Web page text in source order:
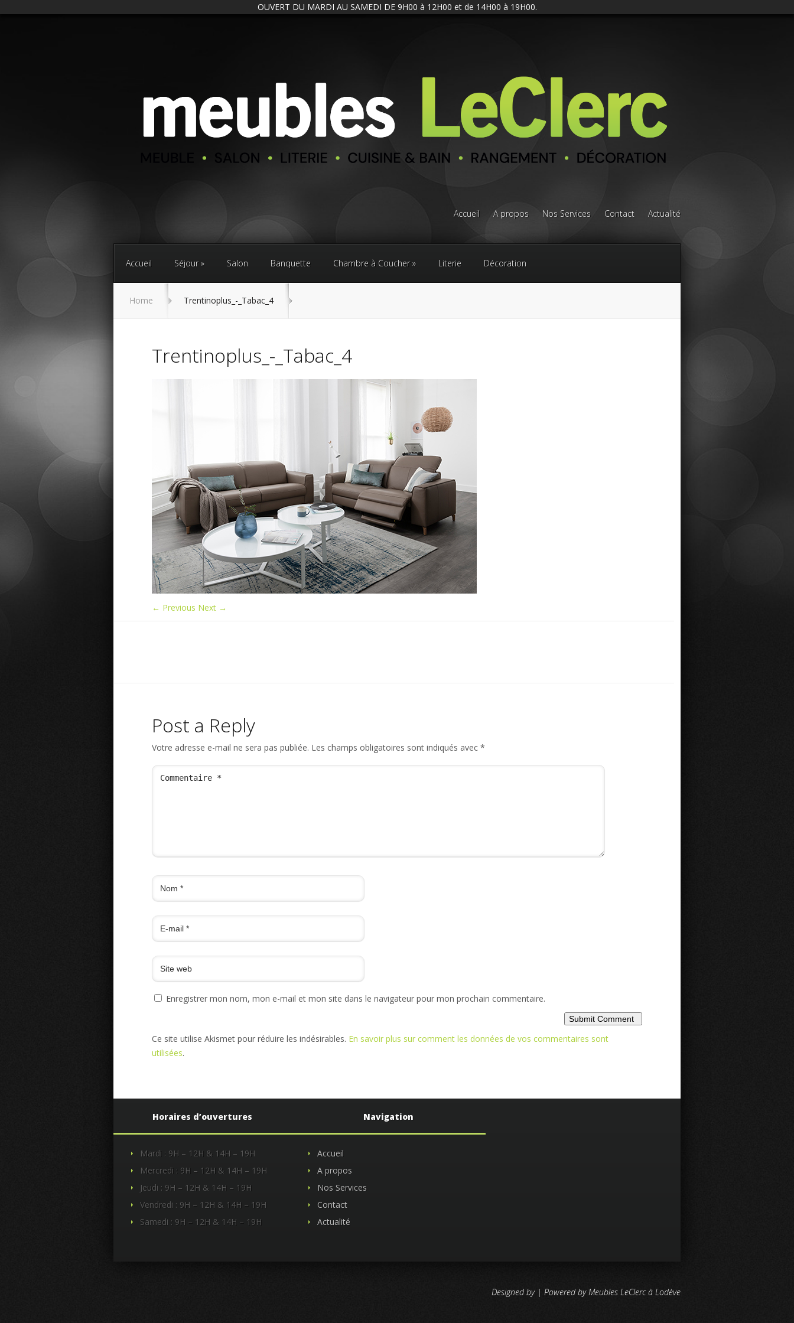
OUVERT DU MARDI AU SAMEDI DE 9H00 à 12H00 et de 14H00 à 19H00.
Accueil A propos Nos Services Contact Actualité
Accueil Séjour Salon Banquette Chambre à Coucher Literie Décoration
Home Trentinoplus_-_Tabac_4
Trentinoplus_-_Tabac_4
← Previous Next →
Post a Reply
Votre adresse e-mail ne sera pas publiée. Les champs obligatoires sont indiqués avec *
Enregistrer mon nom, mon e-mail et mon site dans le navigateur pour mon prochain commentaire.
Ce site utilise Akismet pour réduire les indésirables. En savoir plus sur comment les données de vos commentaires sont
utilisées.
Horaires d’ouvertures
Mardi : 9H – 12H & 14H – 19H
Mercredi : 9H – 12H & 14H – 19H
Jeudi : 9H – 12H & 14H – 19H
Vendredi : 9H – 12H & 14H – 19H
Samedi : 9H – 12H & 14H – 19H
Navigation
Accueil
A propos
Nos Services
Contact
Actualité
Designed by | Powered by Meubles LeClerc à Lodève